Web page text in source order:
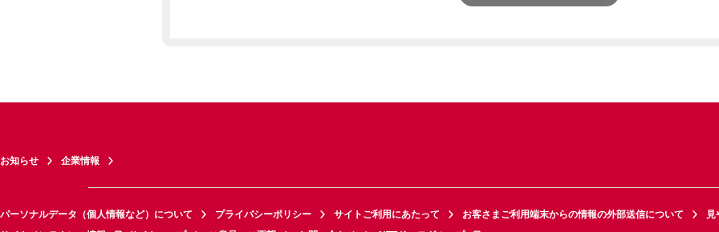
お知らせ 企業情報
パーソナルデータ（個人情報など）について プライバシーポリシー サイトご利用にあたって お客さまご利用端末からの情報の外部送信について
見